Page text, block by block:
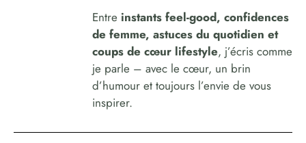
Entre instants feel-good, confidences
de femme, astuces du quotidien et
coups de cœur lifestyle, j’écris comme
je parle – avec le cœur, un brin
d’humour et toujours l’envie de vous
inspirer.